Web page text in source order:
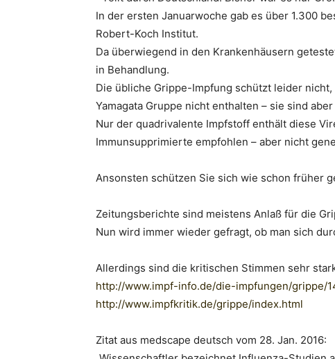
In der ersten Januarwoche gab es über 1.300
Robert-Koch Institut.
Da überwiegend in den Krankenhäusern
in Behandlung.
Die übliche Grippe-Impfung schützt leider
Yamagata Gruppe nicht enthalten – sie sind
Nur der quadrivalente Impfstoff enthält diese
Immunsupprimierte empfohlen – aber nicht
Ansonsten schützen Sie sich wie schon früher
Zeitungsberichte sind meistens Anlaß für die
Nun wird immer wieder gefragt, ob man sich
Allerdings sind die kritischen Stimmen sehr
http://www.impf-info.de/die-impfungen/grippe/
http://www.impfkritik.de/grippe/index.html
Zitat aus medscape deutsch vom 28. Jan. 2016: